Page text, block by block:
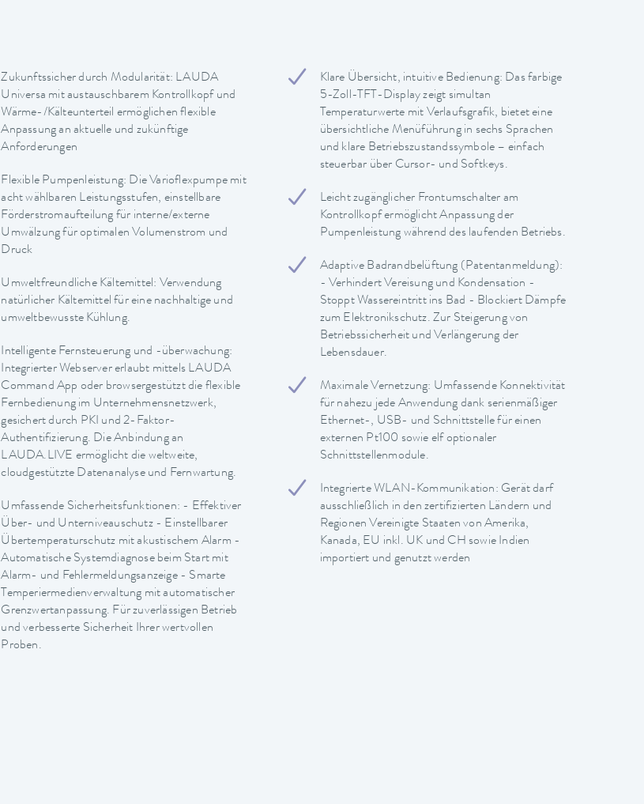
Zukunftssicher durch Modularität: LAUDA
Universa mit austauschbarem Kontrollkopf und
Wärme-/Kälteunterteil ermöglichen flexible
Anpassung an aktuelle und zukünftige
Anforderungen
Flexible Pumpenleistung: Die Varioflexpumpe mit
acht wählbaren Leistungsstufen, einstellbare
Förderstromaufteilung für interne/externe
Umwälzung für optimalen Volumenstrom und
Druck
Umweltfreundliche Kältemittel: Verwendung
natürlicher Kältemittel für eine nachhaltige und
umweltbewusste Kühlung.
Intelligente Fernsteuerung und -überwachung:
Integrierter Webserver erlaubt mittels LAUDA
Command App oder browsergestützt die flexible
Fernbedienung im Unternehmensnetzwerk,
gesichert durch PKI und 2-Faktor-
Authentifizierung. Die Anbindung an
LAUDA.LIVE ermöglicht die weltweite,
cloudgestützte Datenanalyse und Fernwartung.
Umfassende Sicherheitsfunktionen: - Effektiver
Über- und Unterniveauschutz - Einstellbarer
Übertemperaturschutz mit akustischem Alarm -
Automatische Systemdiagnose beim Start mit
Alarm- und Fehlermeldungsanzeige - Smarte
Temperiermedienverwaltung mit automatischer
Grenzwertanpassung. Für zuverlässigen Betrieb
und verbesserte Sicherheit Ihrer wertvollen
Proben.
Klare Übersicht, intuitive Bedienung: Das farbige
5-Zoll-TFT-Display zeigt simultan
Temperaturwerte mit Verlaufsgrafik, bietet eine
übersichtliche Menüführung in sechs Sprachen
und klare Betriebszustandssymbole – einfach
steuerbar über Cursor- und Softkeys.
Leicht zugänglicher Frontumschalter am
Kontrollkopf ermöglicht Anpassung der
Pumpenleistung während des laufenden Betriebs.
Adaptive Badrandbelüftung (Patentanmeldung):
- Verhindert Vereisung und Kondensation -
Stoppt Wassereintritt ins Bad - Blockiert Dämpfe
zum Elektronikschutz. Zur Steigerung von
Betriebssicherheit und Verlängerung der
Lebensdauer.
Maximale Vernetzung: Umfassende Konnektivität
für nahezu jede Anwendung dank serienmäßiger
Ethernet-, USB- und Schnittstelle für einen
externen Pt100 sowie elf optionaler
Schnittstellenmodule.
Integrierte WLAN-Kommunikation: Gerät darf
ausschließlich in den zertifizierten Ländern und
Regionen Vereinigte Staaten von Amerika,
Kanada, EU inkl. UK und CH sowie Indien
importiert und genutzt werden